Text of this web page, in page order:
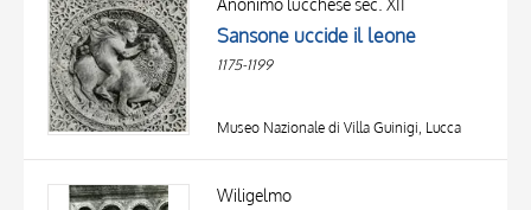
Anonimo lucchese sec. XII
Sansone uccide il leone
1175-1199
Museo Nazionale di Villa Guinigi, Lucca
Wiligelmo